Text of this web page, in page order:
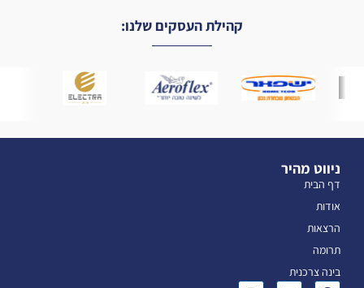
קהילת העסקים שלנו:
ניווט מהיר
דף הבית
אודות
הרצאות
תרומה
בינה צרכנית